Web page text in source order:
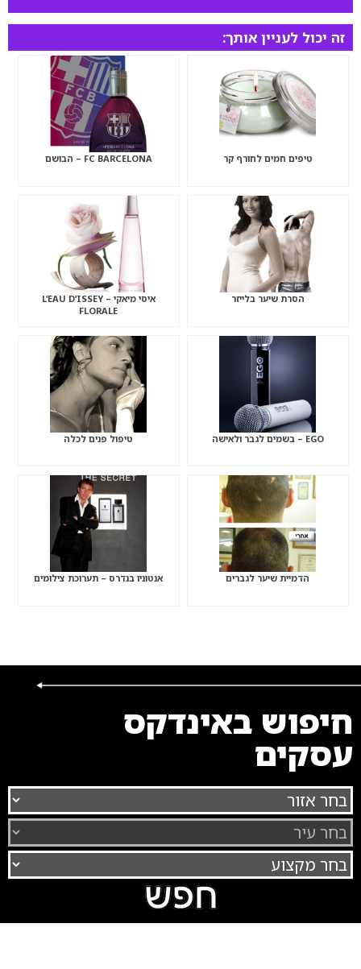
זה יכול לעניין אותך:
טיפים חמים לחורף קר FC BARCELONA – הבושם
הסרת שיער בלייזר
איסי מיאקי – L’EAU D’ISSEY
FLORALE
EGO – בשמים לגבר ולאישה טיפול פנים לכלה
הדמיית שיער לגברים אנטוניו בנדרס – תערוכת צילומים
חיפוש באינדקס
עסקים